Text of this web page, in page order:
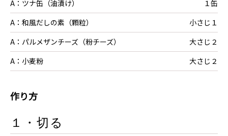
A：ツナ缶（油漬け）
１缶
A：和風だしの素（顆粒）
小さじ１
A：パルメザンチーズ（粉チーズ）
大さじ２
A：小麦粉
大さじ２
作り方
１・切る